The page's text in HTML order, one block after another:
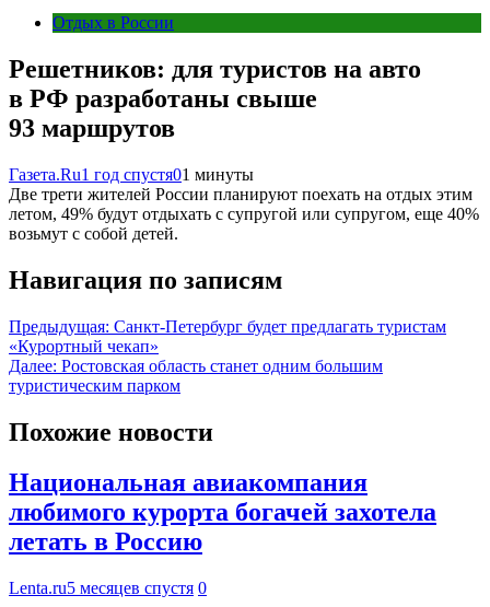
Отдых в России
Решетников: для туристов на авто
в РФ разработаны свыше
93 маршрутов
Газета.Ru1 год спустя01 минуты
Две трети жителей России планируют поехать на отдых этим
летом, 49% будут отдыхать с супругой или супругом, еще 40%
возьмут с собой детей.
Навигация по записям
Предыдущая: Санкт-Петербург будет предлагать туристам
«Курортный чекап»
Далее: Ростовская область станет одним большим
туристическим парком
Похожие новости
Национальная авиакомпания
любимого курорта богачей захотела
летать в Россию
Lenta.ru5 месяцев спустя 0